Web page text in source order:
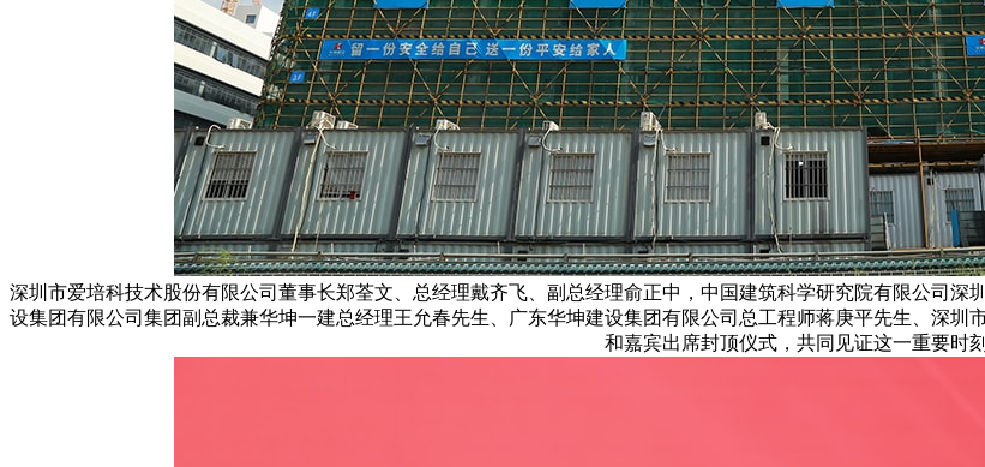
深圳市爱培科技术股份有限公司董事长郑荃文、总经理戴齐飞、副总经理俞正中，中国建筑科学研究院有限公司
设集团有限公司集团副总裁兼华坤一建总经理王允春先生、广东华坤建设集团有限公司总工程师蒋庚平先生、深
和嘉宾出席封顶仪式，共同见证这一重要时刻